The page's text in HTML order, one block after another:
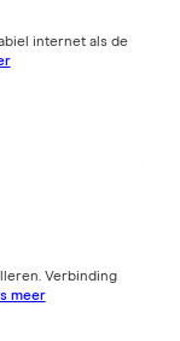
internet als de
Verbinding
meer